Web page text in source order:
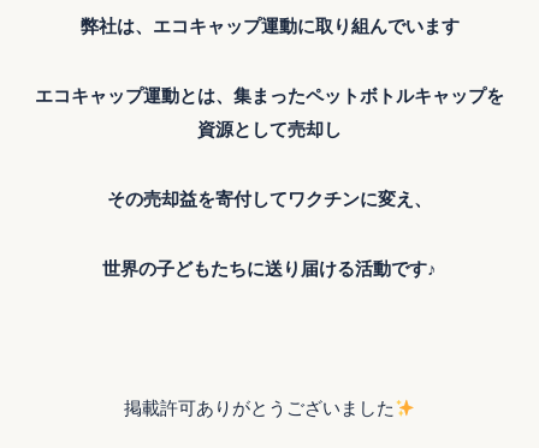
弊社は、エコキャップ運動に取り組んでいます
エコキャップ運動とは、集まったペットボトルキャップを
資源として売却し
その売却益を寄付してワクチンに変え、
世界の子どもたちに送り届ける活動です♪
掲載許可ありがとうございました